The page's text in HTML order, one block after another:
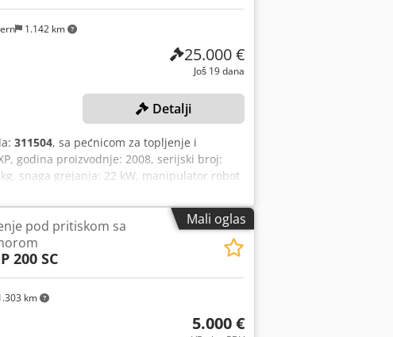
1.142 km
25.000 €
Još 19 dana
Detalji
311504, sa pećnicom za topljenje i
godina proizvodnje: 2008, serijski broj:
snaga grejanja: 22 kW, manipulator robot
težina mašine: 1.400 kg,
dužina: cca 350 cm, širina
za mašinu, jedinica za ubrizgavanjeMali oglas
km
pod pritiskom sa
200 SC
5.000 €